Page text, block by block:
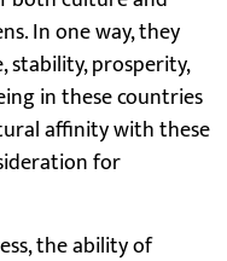
In one way, they
stability, prosperity,
in these countries
affinity with these
for
the ability of